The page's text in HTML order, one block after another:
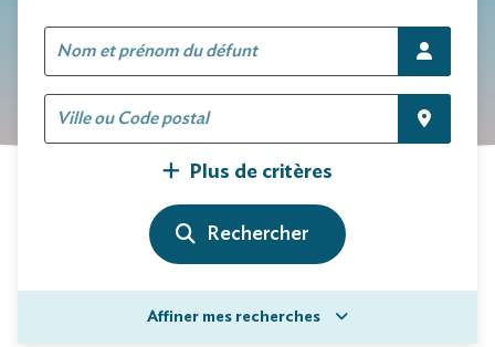
Plus de critères
Affiner mes recherches